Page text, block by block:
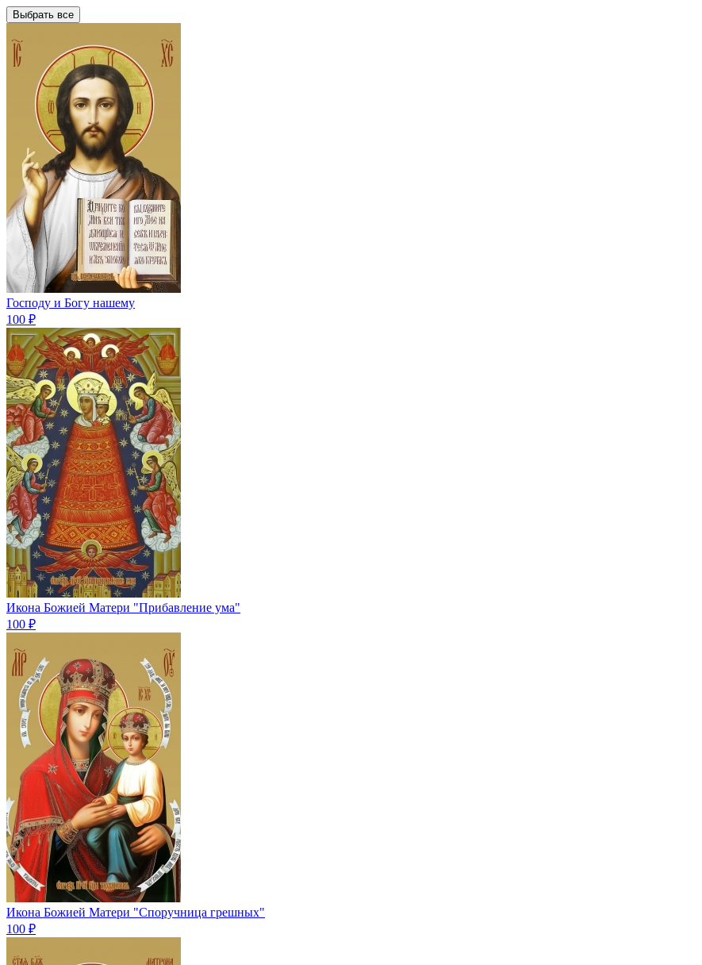
Выбрать все
Господу и Богу нашему
100 ₽
Икона Божией Матери "Прибавление ума"
100 ₽
Икона Божией Матери "Споручница грешных"
100 ₽